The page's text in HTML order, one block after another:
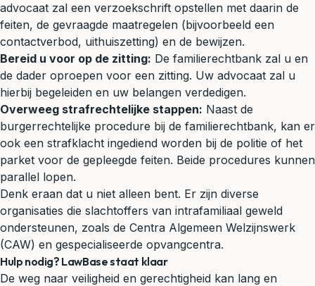
advocaat zal een verzoekschrift opstellen met daarin de
feiten, de gevraagde maatregelen (bijvoorbeeld een
contactverbod, uithuiszetting) en de bewijzen.
Bereid u voor op de zitting: De familierechtbank zal u en
de dader oproepen voor een zitting. Uw advocaat zal u
hierbij begeleiden en uw belangen verdedigen.
Overweeg strafrechtelijke stappen: Naast de
burgerrechtelijke procedure bij de familierechtbank, kan er
ook een strafklacht ingediend worden bij de politie of het
parket voor de gepleegde feiten. Beide procedures kunnen
parallel lopen.
Denk eraan dat u niet alleen bent. Er zijn diverse
organisaties die slachtoffers van intrafamiliaal geweld
ondersteunen, zoals de Centra Algemeen Welzijnswerk
(CAW) en gespecialiseerde opvangcentra.
Hulp nodig? LawBase staat klaar
De weg naar veiligheid en gerechtigheid kan lang en